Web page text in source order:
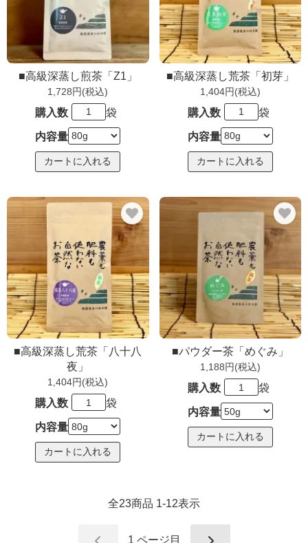
■高級深蒸し煎茶「Z1」
1,728円(税込)
購入数 袋
内容量
■高級深蒸し荒茶「初芽」
1,404円(税込)
購入数 袋
内容量
■高級深蒸し荒茶「八十八
夜」
1,404円(税込)
購入数 袋
内容量
■パウダー茶「めぐみ」
1,188円(税込)
購入数 袋
内容量
全23商品 1-12表示
1 ページ目